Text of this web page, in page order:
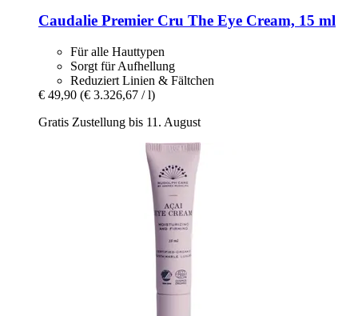
Caudalie Premier Cru The Eye Cream, 15 ml
Für alle Hauttypen
Sorgt für Aufhellung
Reduziert Linien & Fältchen
€ 49,90 (€ 3.326,67 / l)
Gratis Zustellung bis 11. August